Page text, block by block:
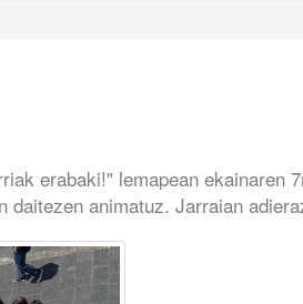
erabaki!" lemapean ekainaren
animatuz. Jarraian